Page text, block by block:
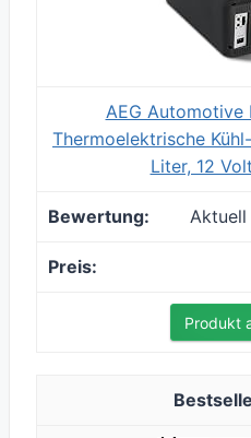
AEG Automotive
Thermoelektrische
Liter, 12
Aktuell
Produkt